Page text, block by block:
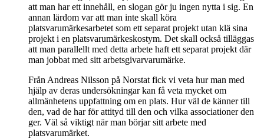
att man har ett innehåll, en slogan gör ju ingen nytta i sig. En
annan lärdom var att man inte skall köra
platsvarumärkesarbetet som ett separat projekt utan klä sina
projekt i en platsvarumärkeskostym. Det skall också tilläggas
att man parallellt med detta arbete haft ett separat projekt där
man jobbat med sitt arbetsgivarvarumärke.
Från Andreas Nilsson på Norstat fick vi veta hur man med
hjälp av deras undersökningar kan få veta mycket om
allmänhetens uppfattning om en plats. Hur väl de känner till
den, vad de har för attityd till den och vilka associationer den
ger. Väl så viktigt när man börjar sitt arbete med
platsvarumärket.